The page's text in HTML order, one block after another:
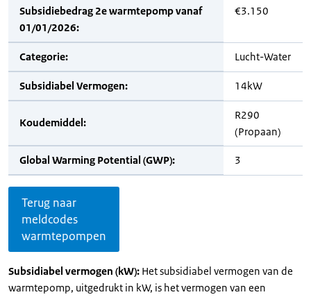
Subsidiebedrag 2e warmtepomp vanaf
01/01/2026:
€3.150
Categorie: Lucht-Water
Subsidiabel Vermogen: 14kW
Koudemiddel:
R290
(Propaan)
Global Warming Potential (GWP): 3
Terug naar
meldcodes
warmtepompen
Subsidiabel vermogen (kW): Het subsidiabel vermogen van de
warmtepomp, uitgedrukt in kW, is het vermogen van een